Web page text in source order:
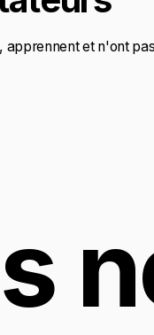
apprennent et n'ont